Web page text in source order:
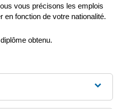
vous précisons les emplois
en fonction de votre nationalité.
obtenu.